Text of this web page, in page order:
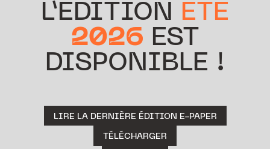
L’ÉDITION ÉTÉ
2026 EST
DISPONIBLE !
LIRE LA DERNIÈRE ÉDITION E-PAPER
TÉLÉCHARGER